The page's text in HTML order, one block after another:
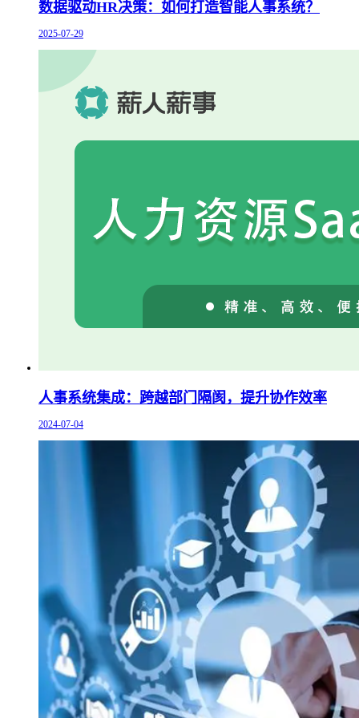
数据驱动HR决策：如何打造智能人事系统？
2025-07-29
人事系统集成：跨越部门隔阂，提升协作效率
2024-07-04